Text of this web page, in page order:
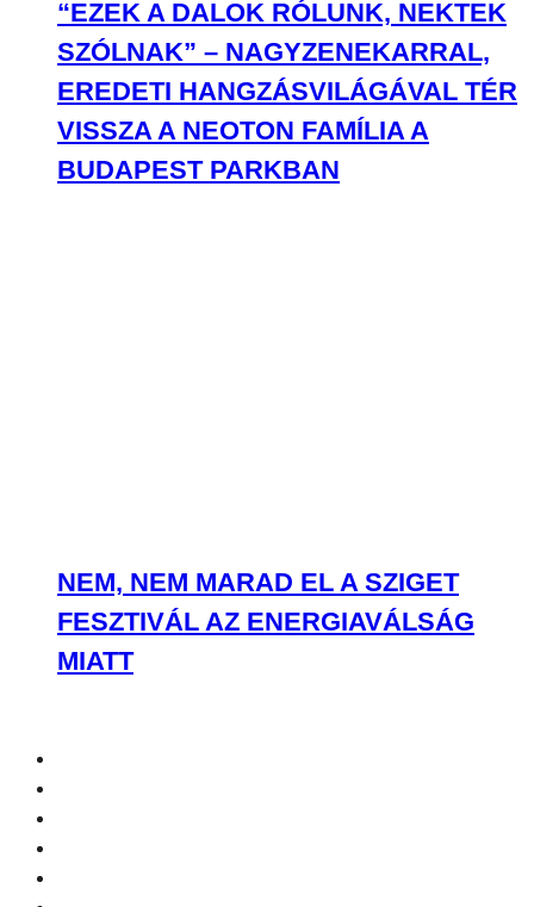
“EZEK A DALOK RÓLUNK, NEKTEK
SZÓLNAK” – NAGYZENEKARRAL,
EREDETI HANGZÁSVILÁGÁVAL TÉR
VISSZA A NEOTON FAMÍLIA A
BUDAPEST PARKBAN
NEM, NEM MARAD EL A SZIGET
FESZTIVÁL AZ ENERGIAVÁLSÁG
MIATT